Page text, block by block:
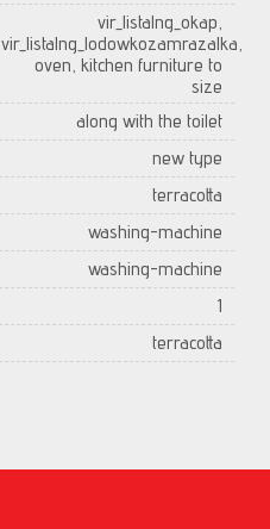
vir_listalng_okap,
vir_listalng_lodowkozamrazalka,
oven, kitchen furniture to
size
along with the toilet
new type
terracotta
washing-machine
washing-machine
1
terracotta